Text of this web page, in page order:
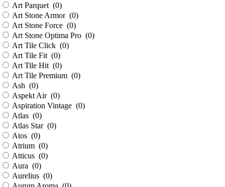
Art Parquet (0)
Art Stone Armor (0)
Art Stone Force (0)
Art Stone Optima Pro (0)
Art Tile Click (0)
Art Tile Fit (0)
Art Tile Hit (0)
Art Tile Premium (0)
Ash (0)
Aspekt Air (0)
Aspiration Vintage (0)
Atlas (0)
Atlas Star (0)
Atos (0)
Atrium (0)
Atticus (0)
Aura (0)
Aurelius (0)